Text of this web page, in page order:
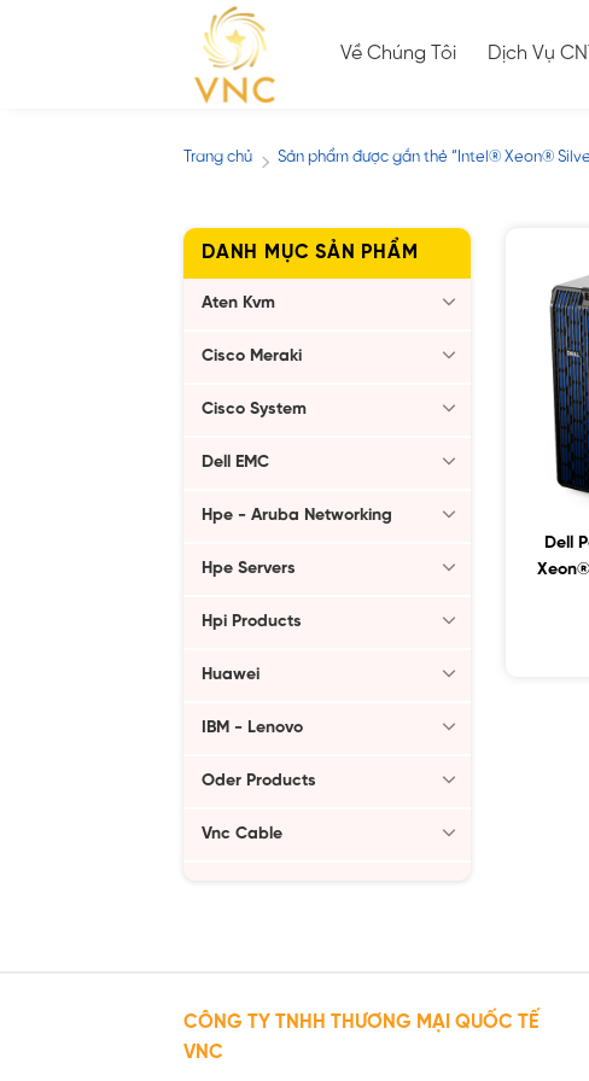
Về Chúng Tôi Dịch Vụ
Trang chủ / Sản phẩm được gắn thẻ “Intel® Xeon®
DANH MỤC SẢN PHẨM
Aten Kvm
Cisco Meraki
Cisco System
Dell EMC
Hpe - Aruba Networking
Hpe Servers
Hpi Products
Huawei
IBM - Lenovo
Oder Products
Vnc Cable
Dell
Xeon®
CÔNG TY TNHH THƯƠNG MẠI QUỐC TẾ
VNC